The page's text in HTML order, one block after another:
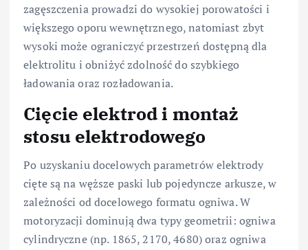
zagęszczenia prowadzi do wysokiej porowatości i
większego oporu wewnętrznego, natomiast zbyt
wysoki może ograniczyć przestrzeń dostępną dla
elektrolitu i obniżyć zdolność do szybkiego
ładowania oraz rozładowania.
Cięcie elektrod i montaż
stosu elektrodowego
Po uzyskaniu docelowych parametrów elektrody
cięte są na węższe paski lub pojedyncze arkusze, w
zależności od docelowego formatu ogniwa. W
motoryzacji dominują dwa typy geometrii: ogniwa
cylindryczne (np. 1865, 2170, 4680) oraz ogniwa